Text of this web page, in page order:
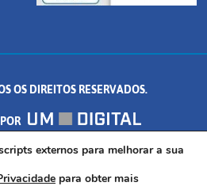
ferramentas
OS DIREITOS RESERVADOS.
- PALMEIRAS, FORMIGA/MG - CEP:
35.574.530
externos para melhorar a sua
para obter mais